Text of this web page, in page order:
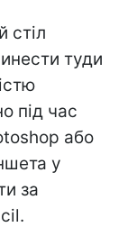
стіл
туди
під час
або
у
за